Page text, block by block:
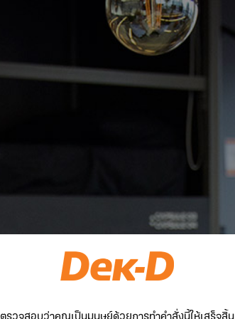
ตรวจสอบว่าคุณเป็นมนุษย์ด้วยการทำคำสั่งนี้ให้เสร็จสิ้น